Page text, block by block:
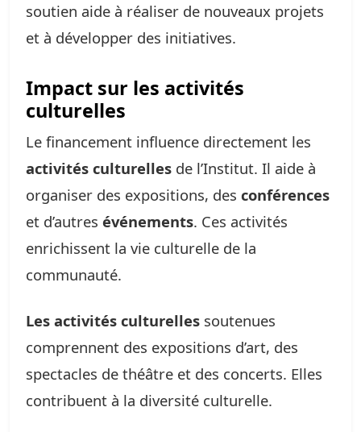
soutien aide à réaliser de nouveaux projets
et à développer des initiatives.
Impact sur les activités
culturelles
Le financement influence directement les
activités culturelles de l’Institut. Il aide à
organiser des expositions, des conférences
et d’autres événements. Ces activités
enrichissent la vie culturelle de la
communauté.
Les activités culturelles soutenues
comprennent des expositions d’art, des
spectacles de théâtre et des concerts. Elles
contribuent à la diversité culturelle.